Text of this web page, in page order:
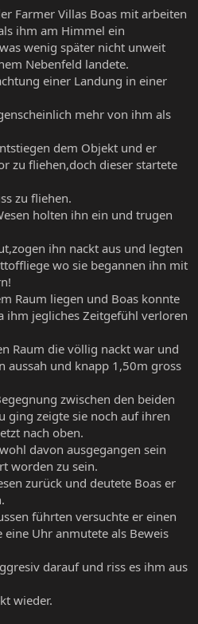
fast schon von einem
berichtet der Mann
er fremdartigen Wesen
er sich vor seinem Haus
Farmer Villas Boas mit arbeiten
ihm am Himmel ein
wenig später nicht unweit
Nebenfeld landete.
einer Landung in einer
mehr von ihm als
dem Objekt und er
zu fliehen,doch dieser startete
zu fliehen.
holten ihn ein und trugen
ihn nackt aus und legten
wo sie begannen ihn mit
Raum liegen und Boas konnte
ihm jegliches Zeitgefühl verloren
Raum die völlig nackt war und
aussah und knapp 1,50m gross
zwischen den beiden
ging zeigte sie noch auf ihren
nach oben.
davon ausgegangen sein
worden zu sein.
zurück und deutete Boas er
führten versuchte er einen
Uhr anmutete als Beweis
darauf und riss es ihm aus
wieder.